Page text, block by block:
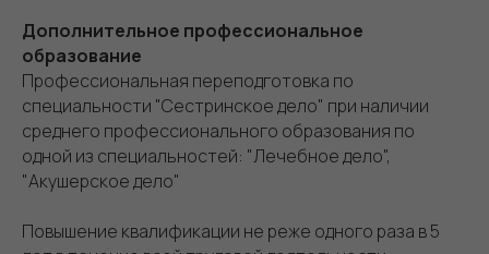
Дополнительное профессиональное
образование
Профессиональная переподготовка по
специальности "Сестринское дело" при наличии
среднего профессионального образования по
одной из специальностей: "Лечебное дело",
"Акушерское дело"
Повышение квалификации не реже одного раза в 5